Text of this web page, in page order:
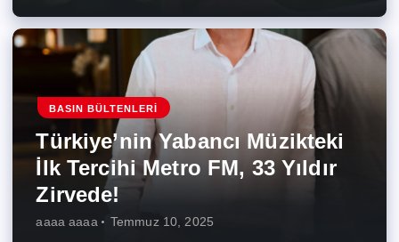
BASIN BÜLTENLERI
Türkiye’nin Yabancı Müzikteki
İlk Tercihi Metro FM, 33 Yıldır
Zirvede!
aaaa aaaa Temmuz 10, 2025